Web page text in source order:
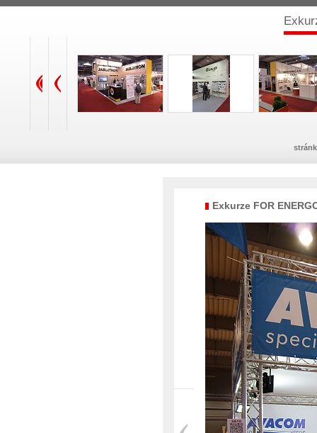
Exkurze FOR